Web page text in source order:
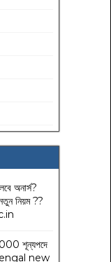
অনার্স?
নিয়ম??
4000 শূন্যপদে
new